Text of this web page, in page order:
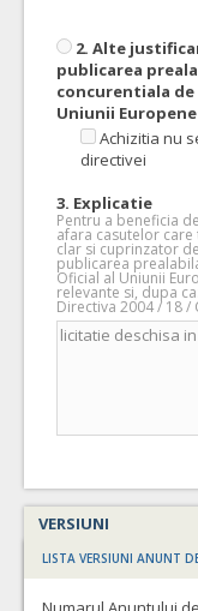
2. Alte
publicarea
concurentiala
Uniunii Europene
Achizitia nu
directivei
3. Explicatie
Pentru a beneficia
afara casutelor
clar si cuprinzator
publicarea
Oficial al Uniunii
relevante si, dupa
Directiva 2004 / 18 /
VERSIUNI
LISTA VERSIUNI ANUNT